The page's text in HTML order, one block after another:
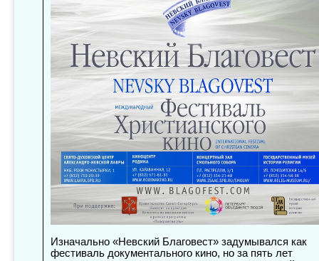
Изначально «Невский Благовест» задумывался как
фестиваль документального кино, но за пять лет